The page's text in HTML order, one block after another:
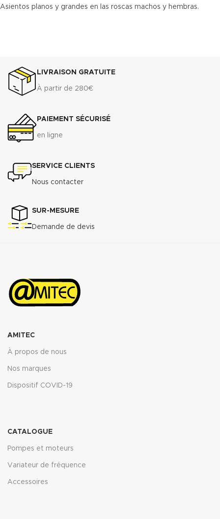
Asientos planos y grandes en las roscas machos y hembras.
LIVRAISON GRATUITE
À partir de 280€
PAIEMENT SÉCURISÉ
en ligne
SERVICE CLIENTS
Nous contacter
SUR-MESURE
Demande de devis
AMITEC
À propos de nous
Nos marques
Dispositif COVID-19
CATALOGUE
Pompes et moteurs
Variateur de fréquence
Accessoires